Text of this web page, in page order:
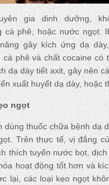
gia dinh dưỡng,
cà phê, hoặc nước ngọt.
gây kích ứng dạ
cà phê và chất cocaine có
dạ dày tiết axit, gây nên
xuất huyết dạ dày, hoặc
ngọt
dùng thuốc chữa bệnh dạ
Trên thực tế, vị đắng
thích tuyến nước bọt,
hoạt động tốt hơn và
lại, các loại kẹo ngọt